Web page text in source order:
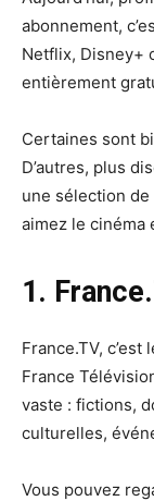
abonnement,
Netflix, Disney+
entièrement
Certaines sont
D’autres, plus
une sélection
aimez le cinéma
1.
France.TV,
France
vaste : fictions,
culturelles,
Vous pouvez